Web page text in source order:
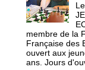
membre de la
Française des
ouvert aux
ans. Jours